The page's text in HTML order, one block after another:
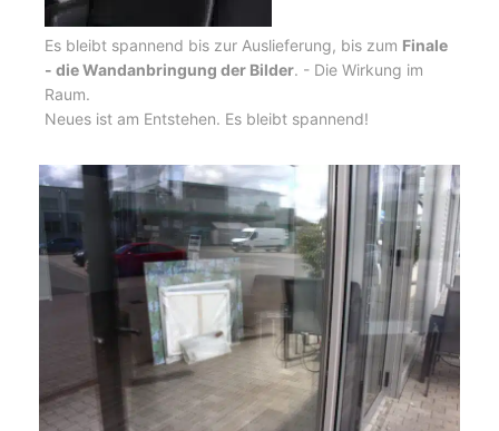
Es bleibt spannend bis zur Auslieferung, bis zum Finale
- die Wandanbringung der Bilder. - Die Wirkung im
Raum.
Neues ist am Entstehen. Es bleibt spannend!